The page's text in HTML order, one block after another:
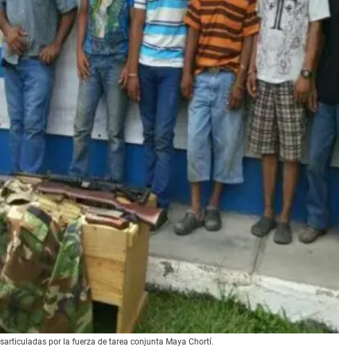
por la fuerza de tarea conjunta Maya Chortí.